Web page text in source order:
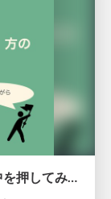
「登壇やLTを始めてみたい」方の 背中を押してみたい